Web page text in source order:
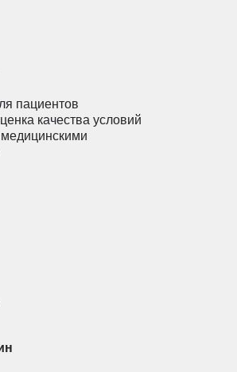
пациентов
качества условий
медицинскими